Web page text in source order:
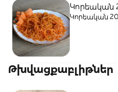
Կորեական
Կորեական
Թխվացքաբլիթներ